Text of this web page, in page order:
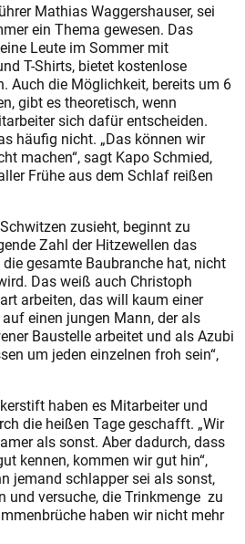
Mathias Waggershauser, sei
ein Thema gewesen. Das
Leute im Sommer mit
T-Shirts, bietet kostenlose
Auch die Möglichkeit, bereits um 6
gibt es theoretisch, wenn
sich dafür entscheiden.
häufig nicht. „Das können wir
machen“, sagt Kapo Schmied,
Frühe aus dem Schlaf reißen
zusieht, beginnt zu
Zahl der Hitzewellen das
gesamte Baubranche hat, nicht
Das weiß auch Christoph
arbeiten, das will kaum einer
auf einen jungen Mann, der als
Baustelle arbeitet und als Azubi
um jeden einzelnen froh sein“,
haben es Mitarbeiter und
die heißen Tage geschafft. „Wir
als sonst. Aber dadurch, dass
kennen, kommen wir gut hin“,
jemand schlapper sei als sonst,
und versuche, die Trinkmenge zu
haben wir nicht mehr